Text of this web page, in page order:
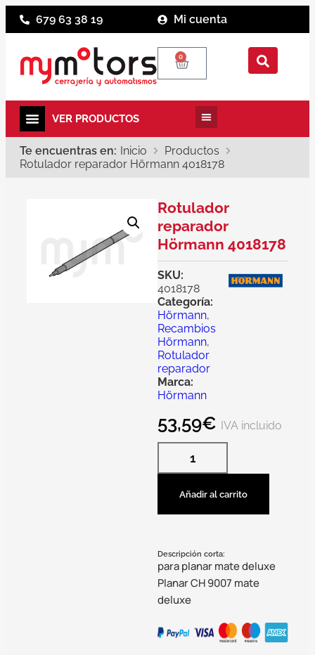
679 63 38 19 Mi cuenta
0
Te encuentras en: Inicio
Productos
Rotulador reparador Hörmann 4018178
Rotulador
reparador
Hörmann 4018178
SKU:
4018178
Categoría:
Hörmann,
Recambios
Hörmann,
Rotulador
reparador
Marca:
Hörmann
53,59€ IVA incluido
Añadir al carrito
Descripción corta:
para planar mate deluxe
Planar CH 9007 mate
deluxe